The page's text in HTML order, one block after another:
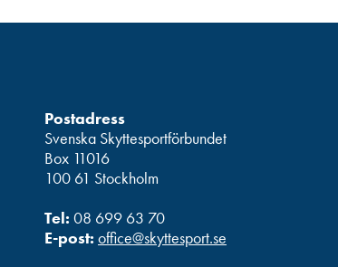
Postadress
Svenska Skyttesportförbundet
Box 11016
100 61 Stockholm
Tel: 08 699 63 70
E-post: office@skyttesport.se